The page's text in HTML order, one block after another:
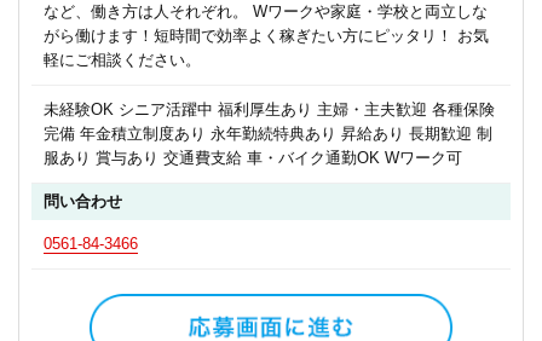
など、働き方は人それぞれ。 Wワークや家庭・学校と両立しな
がら働けます！短時間で効率よく稼ぎたい方にピッタリ！ お気
軽にご相談ください。
未経験OK シニア活躍中 福利厚生あり 主婦・主夫歓迎 各種保険
完備 年金積立制度あり 永年勤続特典あり 昇給あり 長期歓迎 制
服あり 賞与あり 交通費支給 車・バイク通勤OK Wワーク可
問い合わせ
0561-84-3466